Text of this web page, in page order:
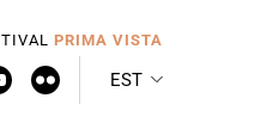
PRIMA VISTA
EST